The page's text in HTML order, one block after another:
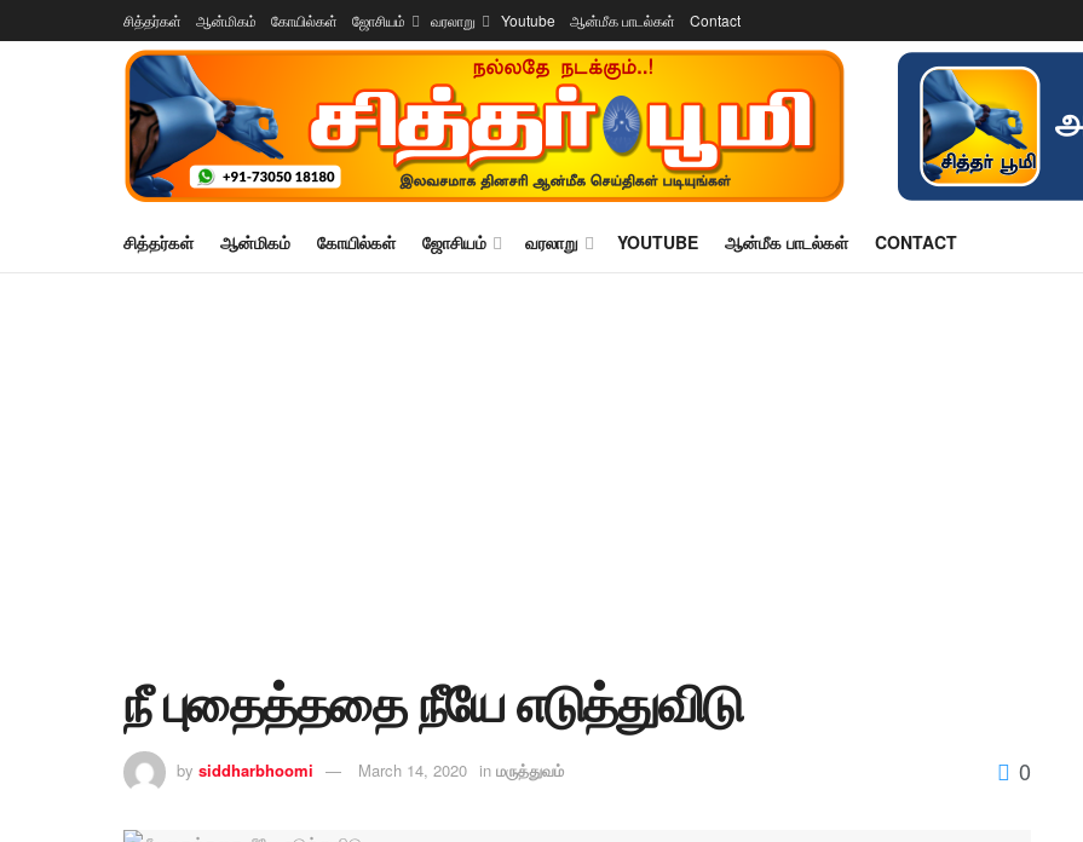
சித்தர்கள் ஆன்மிகம் கோயில்கள் ஜோசியம் வரலாறு Youtube ஆன்மீக பாடல்கள் Contact
சித்தர்கள் ஆன்மிகம் கோயில்கள் ஜோசியம் வரலாறு YOUTUBE ஆன்மீக பாடல்கள் CONTACT
நீ புதைத்ததை நீயே எடுத்துவிடு
by siddharbhoomi March 14, 2020 in மருத்துவம் 0